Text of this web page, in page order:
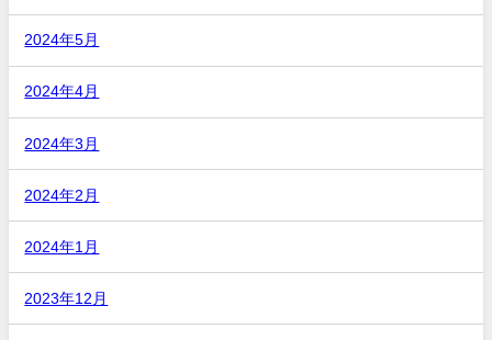
2024年5月
2024年4月
2024年3月
2024年2月
2024年1月
2023年12月